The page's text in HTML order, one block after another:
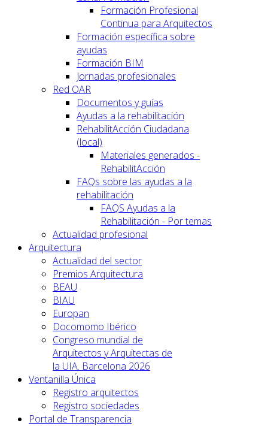
Formación Profesional
Continua para Arquitectos
Formación específica sobre
ayudas
Formación BIM
Jornadas profesionales
Red OAR
Documentos y guías
Ayudas a la rehabilitación
RehabilitAcción Ciudadana
(local)
Materiales generados -
RehabilitAcción
FAQs sobre las ayudas a la
rehabilitación
FAQS Ayudas a la
Rehabilitación - Por temas
Actualidad profesional
Arquitectura
Actualidad del sector
Premios Arquitectura
BEAU
BIAU
Europan
Docomomo Ibérico
Congreso mundial de
Arquitectos y Arquitectas de
la UIA. Barcelona 2026
Ventanilla Única
Registro arquitectos
Registro sociedades
Portal de Transparencia